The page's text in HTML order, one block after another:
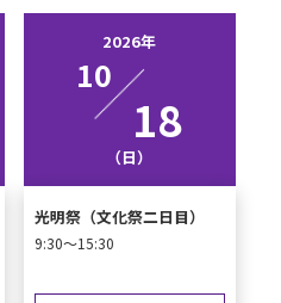
2026年
10
18
（日）
光明祭（文化祭二日目）
9:30～15:30